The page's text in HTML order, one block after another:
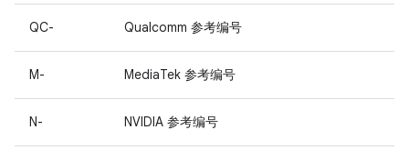
QC- Qualcomm 参考编号
M- MediaTek 参考编号
N- NVIDIA 参考编号